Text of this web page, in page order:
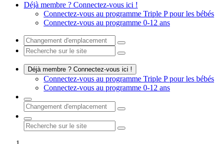
Déjà membre ? Connectez-vous ici !
Connectez-vous au programme Triple P pour les bébés
Connectez-vous au programme 0-12 ans
Déjà membre ? Connectez-vous ici !
Connectez-vous au programme Triple P pour les bébés
Connectez-vous au programme 0-12 ans